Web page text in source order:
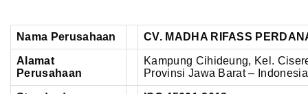
Nama Perusahaan CV. MADHA RIFASS
Alamat
Perusahaan
Kampung Cihideung, Kel.
Provinsi Jawa Barat – Indonesia